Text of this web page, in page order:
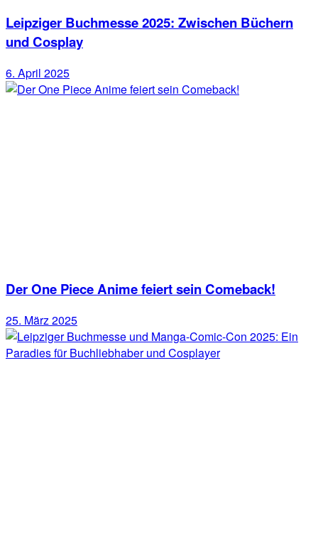
Leipziger Buchmesse 2025: Zwischen Büchern
und Cosplay
6. April 2025
Der One Piece Anime feiert sein Comeback!
25. März 2025